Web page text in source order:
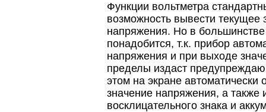
Функции вольтметра
возможность вывести текущее
напряжения. Но в большинстве
понадобится, т.к. прибор
напряжения и при выходе
пределы издаст
этом на экране автоматически
значение напряжения, а также
восклицательного знака и